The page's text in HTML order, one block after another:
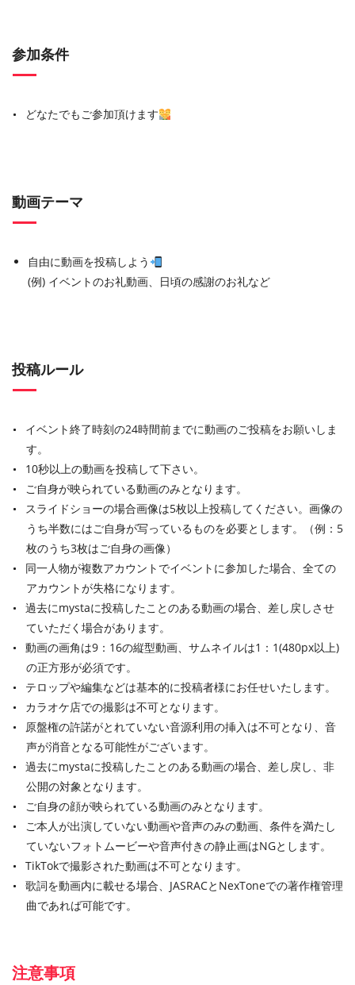
参加条件
どなたでもご参加頂けます
動画テーマ
自由に動画を投稿しよう
(例) イベントのお礼動画、日頃の感謝のお礼など
投稿ルール
イベント終了時刻の24時間前までに動画のご投稿をお願いしま
す。
10秒以上の動画を投稿して下さい。
ご自身が映られている動画のみとなります。
スライドショーの場合画像は5枚以上投稿してください。画像の
うち半数にはご自身が写っているものを必要とします。（例：5
枚のうち3枚はご自身の画像）
同一人物が複数アカウントでイベントに参加した場合、全ての
アカウントが失格になります。
過去にmystaに投稿したことのある動画の場合、差し戻しさせ
ていただく場合があります。
動画の画角は9：16の縦型動画、サムネイルは1：1(480px以上)
の正方形が必須です。
テロップや編集などは基本的に投稿者様にお任せいたします。
カラオケ店での撮影は不可となります。
原盤権の許諾がとれていない音源利用の挿入は不可となり、音
声が消音となる可能性がございます。
過去にmystaに投稿したことのある動画の場合、差し戻し、非
公開の対象となります。
ご自身の顔が映られている動画のみとなります。
ご本人が出演していない動画や音声のみの動画、条件を満たし
ていないフォトムービーや音声付きの静止画はNGとします。
TikTokで撮影された動画は不可となります。
歌詞を動画内に載せる場合、JASRACとNexToneでの著作権管理
曲であれば可能です。
注意事項